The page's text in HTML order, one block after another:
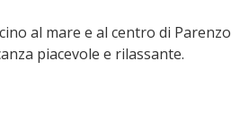
al mare e al centro di Parenzo
piacevole e rilassante.